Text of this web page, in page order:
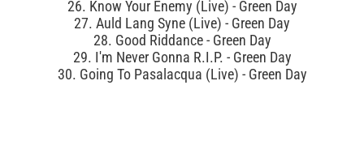
26. Know Your Enemy (Live) - Green Day
27. Auld Lang Syne (Live) - Green Day
28. Good Riddance - Green Day
29. I'm Never Gonna R.I.P. - Green Day
30. Going To Pasalacqua (Live) - Green Day